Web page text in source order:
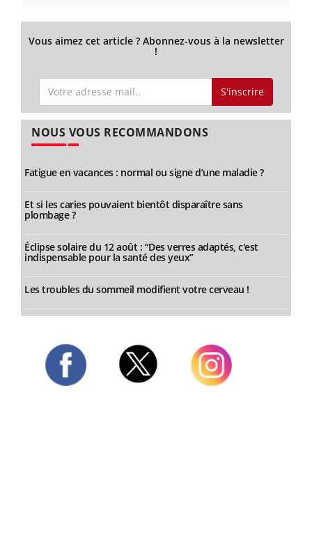
Vous aimez cet article ? Abonnez-vous à la newsletter
!
S'inscrire
NOUS VOUS RECOMMANDONS
Fatigue en vacances : normal ou signe d’une maladie ?
Et si les caries pouvaient bientôt disparaître sans
plombage ?
Éclipse solaire du 12 août : “Des verres adaptés, c'est
indispensable pour la santé des yeux”
Les troubles du sommeil modifient votre cerveau !